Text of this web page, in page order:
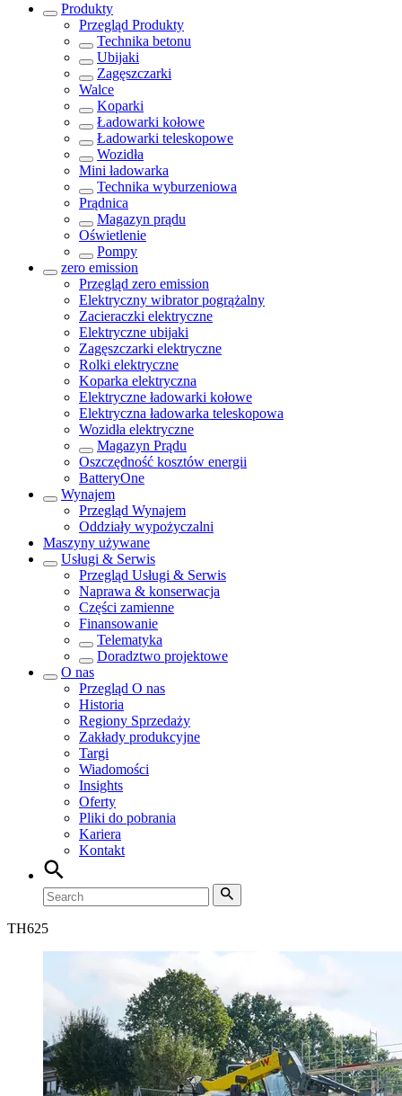
Produkty
Przegląd Produkty
Technika betonu
Ubijaki
Zagęszczarki
Walce
Koparki
Ładowarki kołowe
Ładowarki teleskopowe
Wozidła
Mini ładowarka
Technika wyburzeniowa
Prądnica
Magazyn prądu
Oświetlenie
Pompy
zero emission
Przegląd zero emission
Elektryczny wibrator pogrążalny
Zacieraczki elektryczne
Elektryczne ubijaki
Zagęszczarki elektryczne
Rolki elektryczne
Koparka elektryczna
Elektryczne ładowarki kołowe
Elektryczna ładowarka teleskopowa
Wozidła elektryczne
Magazyn Prądu
Oszczędność kosztów energii
BatteryOne
Wynajem
Przegląd Wynajem
Oddziały wypożyczalni
Maszyny używane
Usługi & Serwis
Przegląd Usługi & Serwis
Naprawa & konserwacja
Części zamienne
Finansowanie
Telematyka
Doradztwo projektowe
O nas
Przegląd O nas
Historia
Regiony Sprzedaży
Zakłady produkcyjne
Targi
Wiadomości
Insights
Oferty
Pliki do pobrania
Kariera
Kontakt
TH625